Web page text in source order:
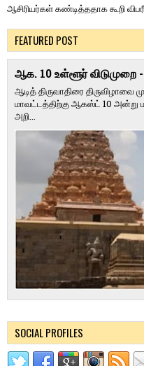
ஆசிரியர்கள் கண்டித்ததாக கூறி
FEATURED POST
ஆக. 10 உள்ளூர் விடுமுறை -
ஆடித் திருவாதிரை திருவிழாவை
மாவட்டத்திற்கு ஆகஸ்ட் 10 அன்று
அறி...
SOCIAL PROFILES